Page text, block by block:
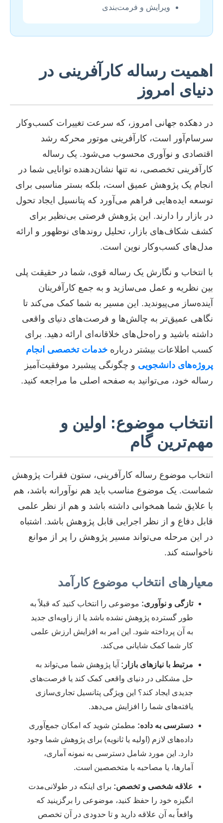
ویرایش و فرمت‌بندی
اهمیت رساله کارآفرینی در
دنیای امروز
در دهکده جهانی امروز، که سرعت تغییرات کسب‌وکار
سرسام‌آور است، کارآفرینی موتور محرکه رشد
اقتصادی و نوآوری محسوب می‌شود. یک رساله
کارآفرینی تخصصی، نه تنها نشان‌دهنده توانایی شما در
انجام یک پژوهش عمیق است، بلکه بستر مناسبی برای
توسعه ایده‌هایی فراهم می‌آورد که پتانسیل ایجاد تحول
در بازار را دارند. این پژوهش فرصتی بی‌نظیر برای
کشف شکاف‌های بازار، تحلیل روندهای نوظهور و ارائه
مدل‌های کسب‌وکار نوین است.
با انتخاب و نگارش یک رساله قوی، شما در حقیقت پلی
بین نظریه و عمل می‌سازید و به جمع کارآفرینان
آینده‌ساز می‌پیوندید. این مسیر به شما کمک می‌کند تا
نگاهی عمیق‌تر به چالش‌ها و فرصت‌های دنیای واقعی
داشته باشید و راه‌حل‌های خلاقانه‌ای ارائه دهید. برای
کسب اطلاعات بیشتر درباره خدمات تخصصی انجام
پروژه‌های دانشجویی و چگونگی پیشبرد موفقیت‌آمیز
رساله خود، می‌توانید به صفحه اصلی ما مراجعه کنید.
انتخاب موضوع: اولین و
مهم‌ترین گام
انتخاب موضوع رساله کارآفرینی، ستون فقرات پژوهش
شماست. یک موضوع مناسب باید هم نوآورانه باشد، هم
با علایق شما همخوانی داشته باشد و هم از نظر علمی
قابل دفاع و از نظر اجرایی قابل پژوهش باشد. اشتباه
در این مرحله می‌تواند مسیر پژوهش را پر از موانع
ناخواسته کند.
معیارهای انتخاب موضوع کارآمد
تازگی و نوآوری: موضوعی را انتخاب کنید که قبلاً به
طور گسترده پژوهش نشده باشد یا از زاویه‌ای جدید
به آن پرداخته شود. این امر به افزایش ارزش علمی
کار شما کمک شایانی می‌کند.
مرتبط با نیازهای بازار: آیا پژوهش شما می‌تواند به
حل مشکلی در دنیای واقعی کمک کند یا فرصت‌های
جدیدی ایجاد کند؟ این ویژگی پتانسیل تجاری‌سازی
یافته‌های شما را افزایش می‌دهد.
دسترسی به داده: مطمئن شوید که امکان جمع‌آوری
داده‌های لازم (اولیه یا ثانویه) برای پژوهش شما وجود
دارد. این مورد شامل دسترسی به نمونه آماری،
آمارها، یا مصاحبه با متخصصین است.
علاقه شخصی و تخصص: برای اینکه در طولانی‌مدت
انگیزه خود را حفظ کنید، موضوعی را برگزینید که
واقعاً به آن علاقه دارید و تا حدودی در آن تخصص